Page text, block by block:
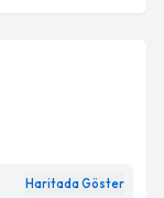
Haritada Göster